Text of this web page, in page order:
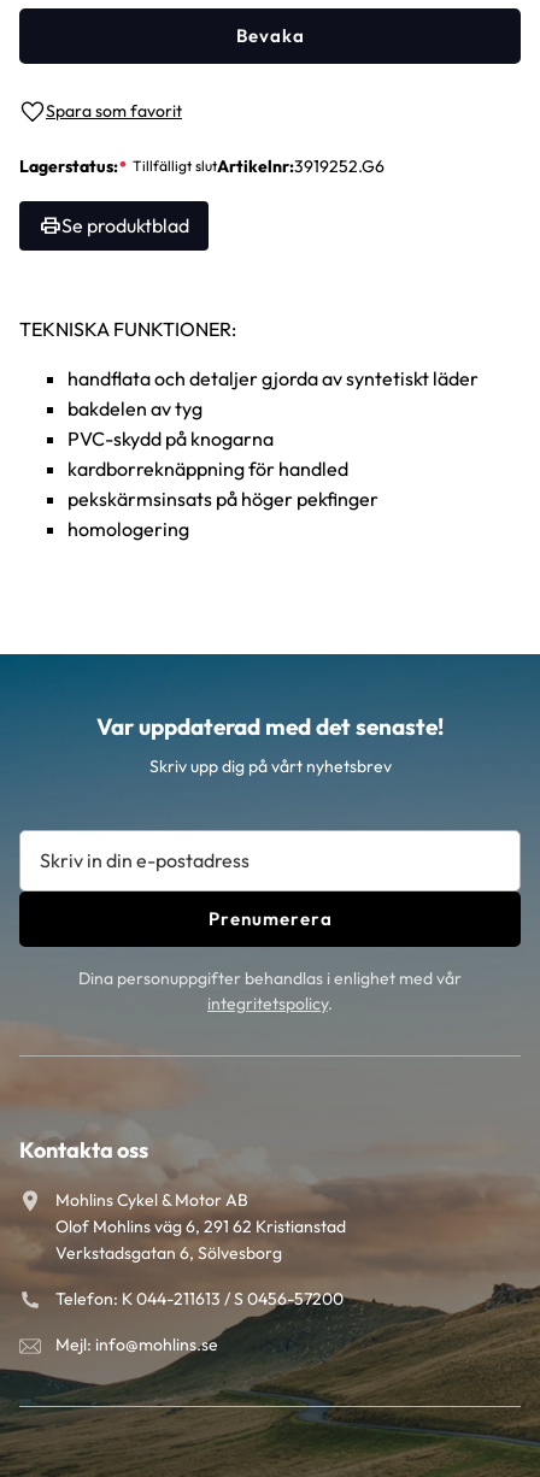
Lägg till i favoriter
Bevaka
Lagerstatus Artikelnr 3919252.G6
Se produktblad
TEKNISKA FUNKTIONER:
handflata och detaljer gjorda av syntetiskt läder
bakdelen av tyg
PVC-skydd på knogarna
kardborreknäppning för handled
pekskärmsinsats på höger pekfinger
homologering
Var uppdaterad med det senaste!
Skriv upp dig på vårt nyhetsbrev
Prenumerera
Dina personuppgifter behandlas i enlighet med vår
integritetspolicy.
Kontakta oss
Mohlins Cykel & Motor AB
Olof Mohlins väg 6, 291 62 Kristianstad
Verkstadsgatan 6, Sölvesborg
Telefon: K 044-211613 / S 0456-57200
Mejl: info@mohlins.se